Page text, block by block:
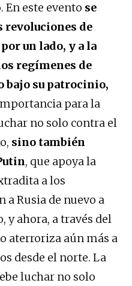
este evento se
revoluciones de
un lado, y a la
regímenes de
bajo su patrocinio,
para la
no solo contra el
sino también
, que apoya la
a los
a Rusia de nuevo a
y ahora, a través del
aterroriza aún más a
desde el norte. La
luchar no solo